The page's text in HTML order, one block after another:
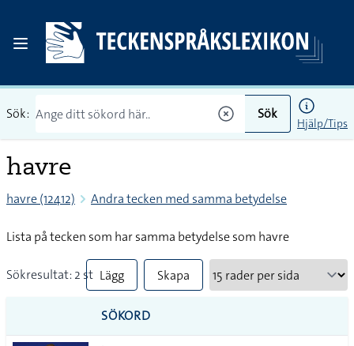
Sök: Sök
Hjälp/Tips
havre
havre (12412) Andra tecken med samma betydelse
Lista på tecken som har samma betydelse som havre
Sökresultat: 2 st Lägg
till
alla i
Skapa
SÖKORD